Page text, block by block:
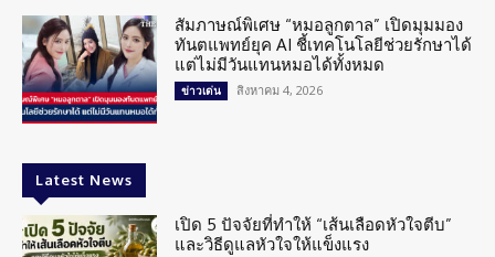
สัมภาษณ์พิเศษ “หมอลูกตาล” เปิดมุมมอง
ทันตแพทย์ยุค AI ชี้เทคโนโลยีช่วยรักษาได้
แต่ไม่มีวันแทนหมอได้ทั้งหมด
ข่าวเด่น สิงหาคม 4, 2026
Latest News
เปิด 5 ปัจจัยที่ทำให้ “เส้นเลือดหัวใจตีบ”
และวิธีดูแลหัวใจให้แข็งแรง